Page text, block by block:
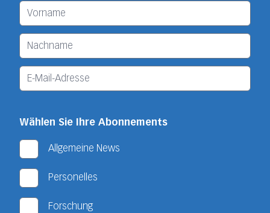
Wählen Sie Ihre Abonnements
Allgemeine News
Personelles
Forschung